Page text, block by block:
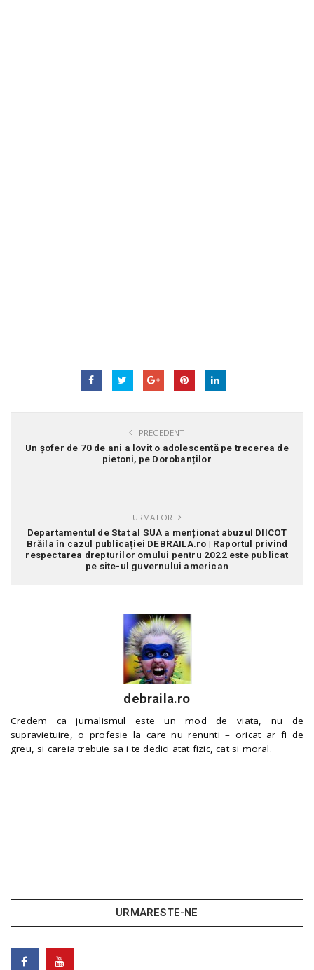
PRECEDENT
Un șofer de 70 de ani a lovit o adolescentă pe trecerea de
pietoni, pe Dorobanților
URMATOR
Departamentul de Stat al SUA a menționat abuzul DIICOT
Brăila în cazul publicației DEBRAILA.ro | Raportul privind
respectarea drepturilor omului pentru 2022 este publicat
pe site-ul guvernului american
debraila.ro
Credem ca jurnalismul este un mod de viata, nu de
supravietuire, o profesie la care nu renunti – oricat ar fi de
greu, si careia trebuie sa i te dedici atat fizic, cat si moral.
URMARESTE-NE